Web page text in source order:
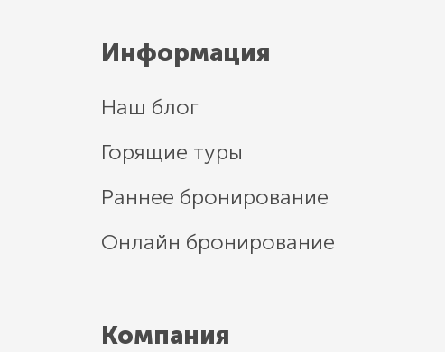
Информация
Наш блог
Горящие туры
Раннее бронирование
Онлайн бронирование
Компания